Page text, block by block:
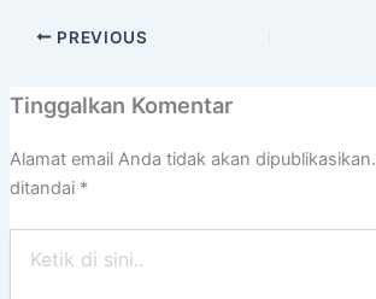
PREVIOUS
Tinggalkan Komentar
Alamat email Anda tidak akan dipublikasikan.
ditandai *